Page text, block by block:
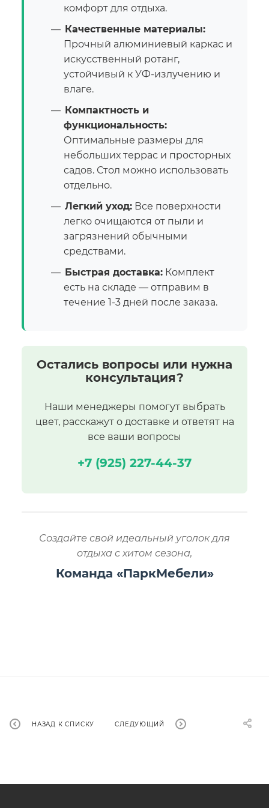
комфорт для отдыха.
Качественные материалы:
Прочный алюминиевый каркас и
искусственный ротанг,
устойчивый к УФ-излучению и
влаге.
Компактность и
функциональность:
Оптимальные размеры для
небольших террас и просторных
садов. Стол можно использовать
отдельно.
Легкий уход: Все поверхности
легко очищаются от пыли и
загрязнений обычными
средствами.
Быстрая доставка: Комплект
есть на складе — отправим в
течение 1-3 дней после заказа.
Остались вопросы или нужна
консультация?
Наши менеджеры помогут выбрать
цвет, расскажут о доставке и ответят на
все ваши вопросы
+7 (925) 227-44-37
Создайте свой идеальный уголок для
отдыха с хитом сезона,
Команда «ПаркМебели»
НАЗАД К СПИСКУ СЛЕДУЮЩИЙ